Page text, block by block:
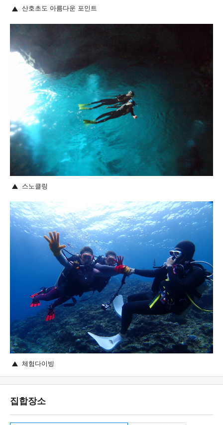
산호초도 아름다운 포인트
스노클링
체험다이빙
집합장소